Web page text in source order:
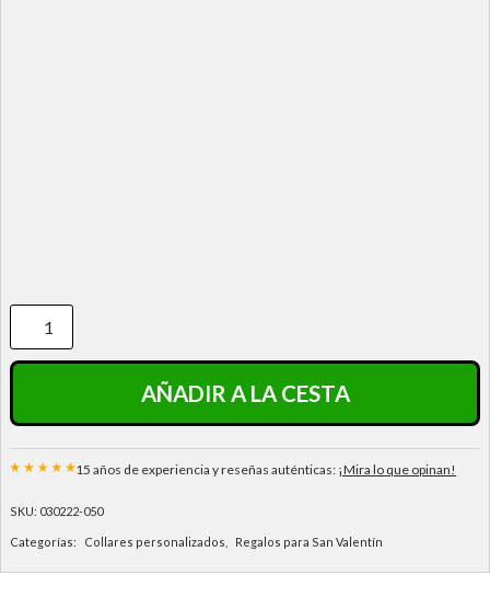
AÑADIR A LA CESTA
15 años de experiencia y reseñas auténticas: ¡Mira lo que opinan!
SKU: 030222-050
Categorías: Collares personalizados Regalos para San Valentín